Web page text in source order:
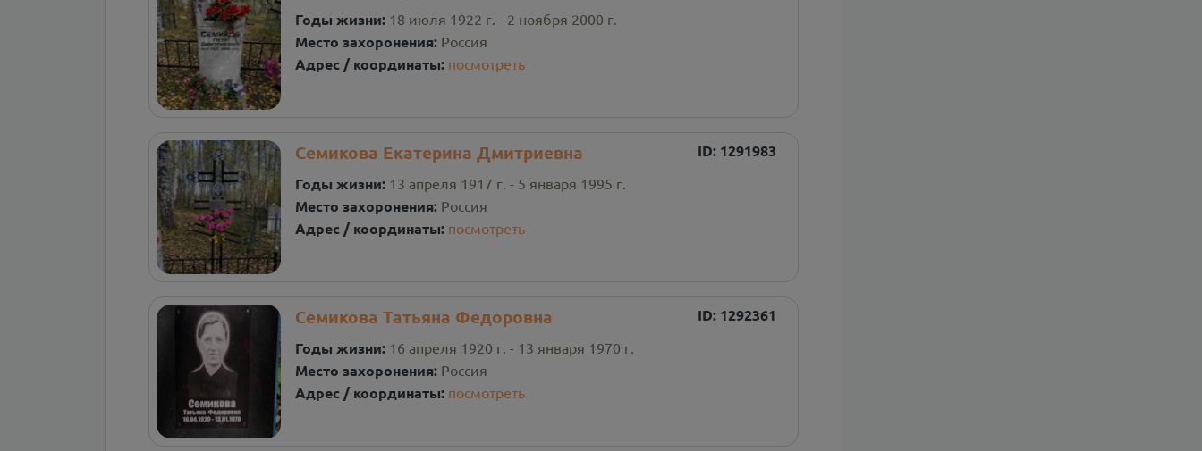
Годы жизни: 18 июля 1922 г. - 2 ноября 2000 г.
Место захоронения: Россия
Адрес / координаты: посмотреть
Семикова Екатерина Дмитриевна ID: 1291983
Годы жизни: 13 апреля 1917 г. - 5 января 1995 г.
Место захоронения: Россия
Адрес / координаты: посмотреть
Семикова Татьяна Федоровна ID: 1292361
Годы жизни: 16 апреля 1920 г. - 13 января 1970 г.
Место захоронения: Россия
Адрес / координаты: посмотреть